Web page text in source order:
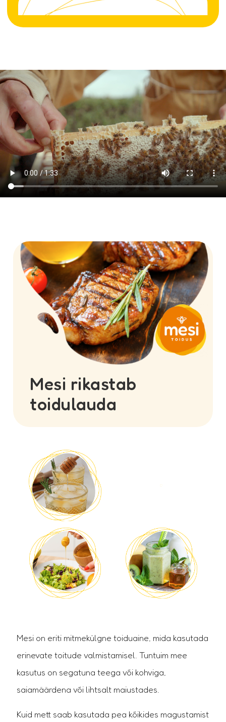
Millise tekstuuriga mesi on
Kõik mee vormid on õiged: vedel,
kristalliseerunud, kreemjas mesi või
kärjemesi.
Mis on suir?
säilitavad kärjekannus ja on lisanud
õietolmule mett, taruvaiku ja ensüüme.
Mis on õietolm?
Õietolmu korjavad mesilased õitelt ning on
Mis on Taruvaik?
Vaigupuudelt kogutud vaik on tugevalt
antibakteriaalse toimega.
Mis on lehemesi?
Mesi rikastab
toidulauda
Mesi on eriti mitmekülgne toiduaine, mida kasutada
erinevate toitude valmistamisel. Tuntuim mee
kasutus on segatuna teega või kohviga,
saiamäärdena või lihtsalt maiustades.
Kuid mett saab kasutada pea kõikides magustamist